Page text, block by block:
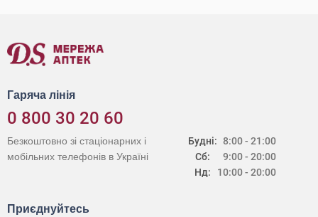
Гаряча лінія
0 800 30 20 60
Будні:
Сб:
Нд:
8:00 - 21:00
9:00 - 20:00
10:00 - 20:00
Безкоштовно зі стаціонарних і
мобільних телефонів в Україні
Приєднуйтесь